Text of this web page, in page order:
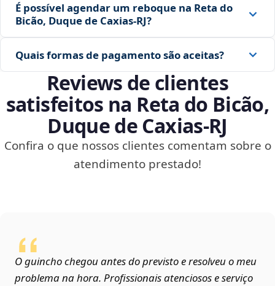
É possível agendar um reboque na Reta do
Bicão, Duque de Caxias‑RJ?
Quais formas de pagamento são aceitas?
Reviews de clientes
satisfeitos na Reta do Bicão,
Duque de Caxias‑RJ
Confira o que nossos clientes comentam sobre o
atendimento prestado!
O guincho chegou antes do previsto e resolveu o meu
problema na hora. Profissionais atenciosos e serviço